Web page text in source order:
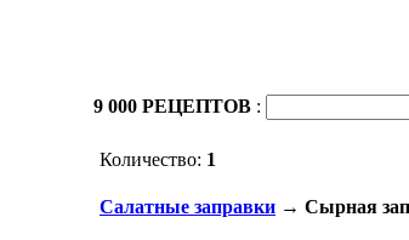
9 000 РЕЦЕПТОВ :
Количество: 1
Салатные заправки → Сырная